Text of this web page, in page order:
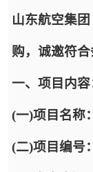
山东航空集
购，诚邀符合
一、项目内容
(一)项目名称
(二)项目编号